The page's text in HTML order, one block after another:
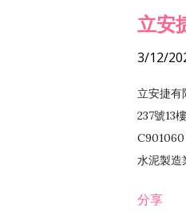
立安
3/12/
立安捷有
237號13
C901060
水泥製造
EZ99990
分享